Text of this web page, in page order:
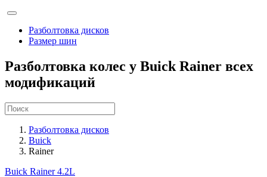
Разболтовка дисков
Размер шин
Разболтовка колес у Buick Rainer всех
модификаций
Разболтовка дисков
Buick
Rainer
Buick Rainer 4.2L